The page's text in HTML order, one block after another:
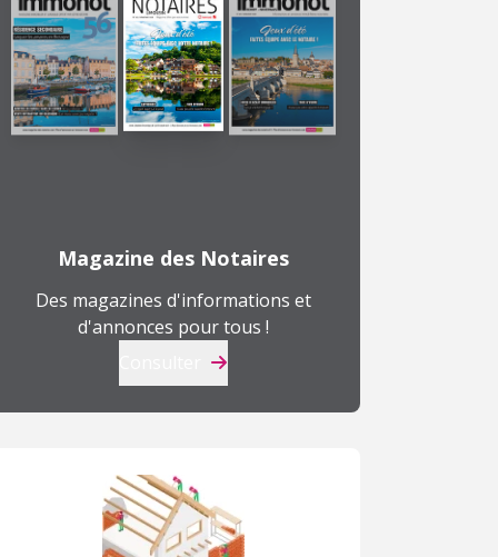
Magazine des Notaires
Des magazines d'informations et
d'annonces pour tous !